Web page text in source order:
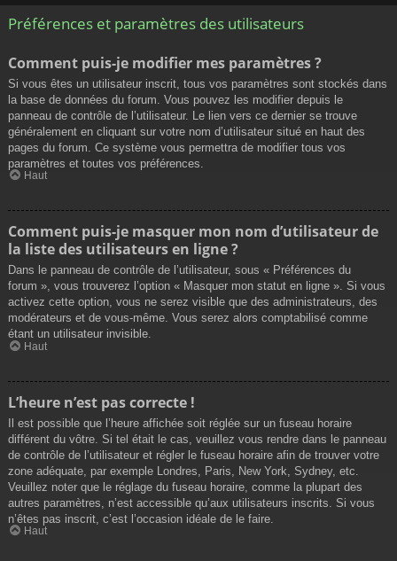
Préférences et paramètres des utilisateurs
Comment puis-je modifier mes paramètres ?
Si vous êtes un utilisateur inscrit, tous vos paramètres sont stockés dans
la base de données du forum. Vous pouvez les modifier depuis le
panneau de contrôle de l’utilisateur. Le lien vers ce dernier se trouve
généralement en cliquant sur votre nom d’utilisateur situé en haut des
pages du forum. Ce système vous permettra de modifier tous vos
paramètres et toutes vos préférences.
Haut
Comment puis-je masquer mon nom d’utilisateur de
la liste des utilisateurs en ligne ?
Dans le panneau de contrôle de l’utilisateur, sous « Préférences du
forum », vous trouverez l’option « Masquer mon statut en ligne ». Si vous
activez cette option, vous ne serez visible que des administrateurs, des
modérateurs et de vous-même. Vous serez alors comptabilisé comme
étant un utilisateur invisible.
Haut
L’heure n’est pas correcte !
Il est possible que l’heure affichée soit réglée sur un fuseau horaire
différent du vôtre. Si tel était le cas, veuillez vous rendre dans le panneau
de contrôle de l’utilisateur et régler le fuseau horaire afin de trouver votre
zone adéquate, par exemple Londres, Paris, New York, Sydney, etc.
Veuillez noter que le réglage du fuseau horaire, comme la plupart des
autres paramètres, n’est accessible qu’aux utilisateurs inscrits. Si vous
n’êtes pas inscrit, c’est l’occasion idéale de le faire.
Haut